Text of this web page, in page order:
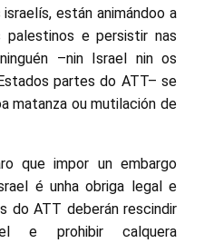
están animándoo a
palestinos e persistir nas
–nin Israel nin os
partes do ATT– se
matanza ou mutilación de
que impor un embargo
é unha obriga legal e
do ATT deberán rescindir
e prohibir calquera